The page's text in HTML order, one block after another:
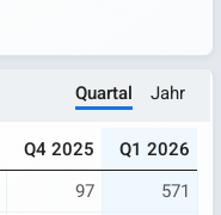
Quartal Jahr
Q4 2025
Q1 2026
97 571